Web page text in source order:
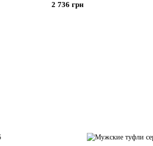
2 736 грн